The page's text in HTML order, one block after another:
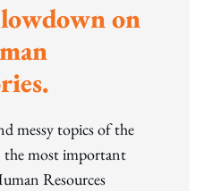
on
messy topics of the
the most important
Resources